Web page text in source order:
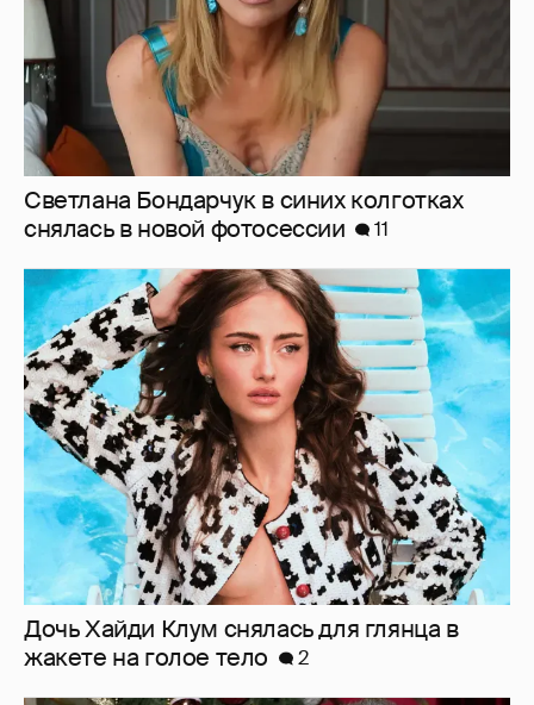
Дочь Хайди Клум снялась для глянца в
жакете на голое тело
2